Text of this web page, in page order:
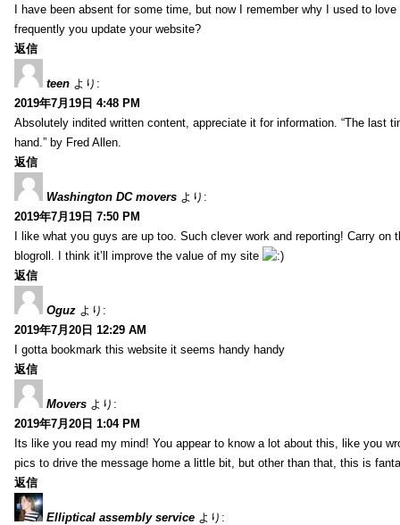
I have been absent for some time, but now I remember why I used to
frequently you update your website?
返信
teen より:
2019年7月19日 4:48 PM
Absolutely indited written content, appreciate it for information. “The last
hand.” by Fred Allen.
返信
Washington DC movers より:
2019年7月19日 7:50 PM
I like what you guys are up too. Such clever work and reporting! Carry
blogroll. I think it’ll improve the value of my site
返信
Oguz より:
2019年7月20日 12:29 AM
I gotta bookmark this website it seems handy handy
返信
Movers より:
2019年7月20日 1:04 PM
Its like you read my mind! You appear to know a lot about this, like you
pics to drive the message home a little bit, but other than that, this is
返信
Elliptical assembly service より: